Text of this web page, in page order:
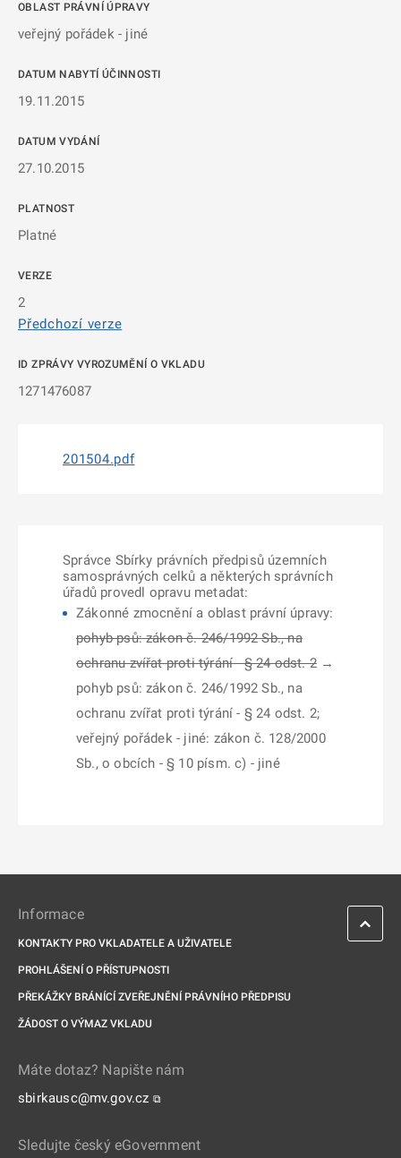
OBLAST PRÁVNÍ ÚPRAVY
veřejný pořádek - jiné
DATUM NABYTÍ ÚČINNOSTI
19.11.2015
DATUM VYDÁNÍ
27.10.2015
PLATNOST
Platné
VERZE
2
Předchozí verze
ID ZPRÁVY VYROZUMĚNÍ O VKLADU
1271476087
201504.pdf
Správce Sbírky právních předpisů územních
samosprávných celků a některých správních
úřadů provedl opravu metadat:
Zákonné zmocnění a oblast právní úpravy:
pohyb psů: zákon č. 246/1992 Sb., na
ochranu zvířat proti týrání - § 24 odst. 2→
pohyb psů: zákon č. 246/1992 Sb., na
ochranu zvířat proti týrání - § 24 odst. 2;
veřejný pořádek - jiné: zákon č. 128/2000
Sb., o obcích - § 10 písm. c) - jiné
Informace
KONTAKTY PRO VKLADATELE A UŽIVATELE
PROHLÁŠENÍ O PŘÍSTUPNOSTI
PŘEKÁŽKY BRÁNÍCÍ ZVEŘEJNĚNÍ PRÁVNÍHO PŘEDPISU
ŽÁDOST O VÝMAZ VKLADU
Máte dotaz? Napište nám
sbirkausc@mv.gov.cz ⧉
Sledujte český eGovernment